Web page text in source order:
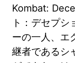
Kombat:
ト：デセプシ
ーの一人、エ
継者であるシ